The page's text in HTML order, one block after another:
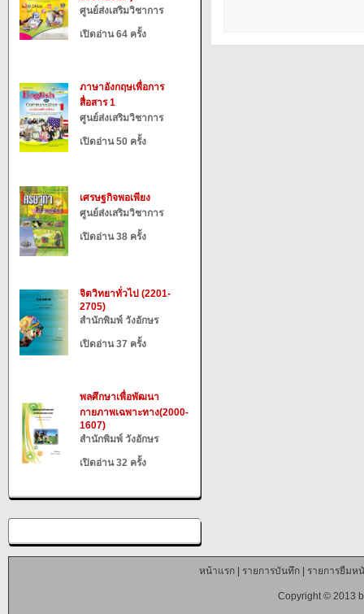
ศูนย์ส่งเสริมวิชาการ
เปิดอ่าน 64 ครั้ง
ภาษาอังกฤษเพื่อการ
สื่อสาร 1
ศูนย์ส่งเสริมวิชาการ
เปิดอ่าน 50 ครั้ง
เศรษฐกิจพอเพียง
ศูนย์ส่งเสริมวิชาการ
เปิดอ่าน 38 ครั้ง
จิตวิทยาทั่วไป (2201-
2705)
สำนักพิมพ์ วังอักษร
เปิดอ่าน 37 ครั้ง
พลศึกษาเพื่อพัฒนา
กายภาพเฉพาะทาง(2000-
1607)
สำนักพิมพ์ วังอักษร
เปิดอ่าน 32 ครั้ง
หน้าแรก| รายการบันทึก| รายการยืมห
Copyright © 2013